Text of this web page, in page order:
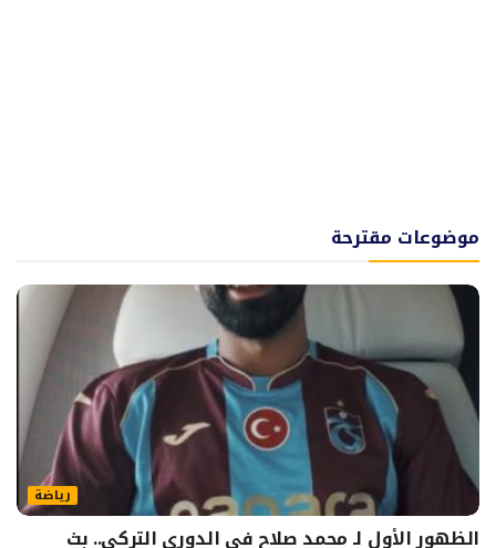
موضوعات مقترحة
رياضة
الظهور الأول لـ محمد صلاح في الدوري التركي.. بث